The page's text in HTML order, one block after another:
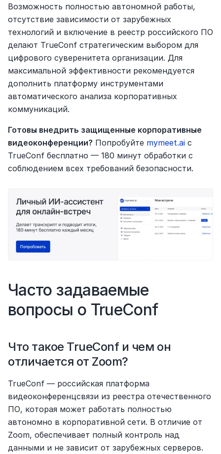
Возможность полностью автономной работы,
отсутствие зависимости от зарубежных
технологий и включение в реестр российского ПО
делают TrueConf стратегическим выбором для
цифрового суверенитета организации. Для
максимальной эффективности рекомендуется
дополнить платформу инструментами
автоматического анализа корпоративных
коммуникаций.
Готовы внедрить защищенные корпоративные
видеоконференции? Попробуйте mymeet.ai с
TrueConf бесплатно — 180 минут обработки с
соблюдением всех требований безопасности.
Часто задаваемые
вопросы о TrueConf
Что такое TrueConf и чем он
отличается от Zoom?
TrueConf — российская платформа
видеоконференцсвязи из реестра отечественного
ПО, которая может работать полностью
автономно в корпоративной сети. В отличие от
Zoom, обеспечивает полный контроль над
данными и не зависит от зарубежных серверов.